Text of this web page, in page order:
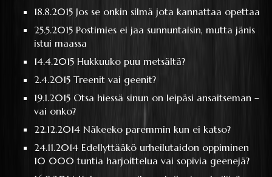
18.8.2015 Jos se onkin silmä jota kannattaa opettaa
25.5.2015 Postimies ei jaa sunnuntaisin, mutta jänis
istui maassa
14.4.2015Hukkuuko puu metsältä?
2.4.2015Treenit vai geenit?
19.1.2015 Otsa hiessä sinun on leipäsi ansaitseman –
vai onko?
22.12.2014Näkeeko paremmin kun ei katso?
24.11.2014Edellyttääkö urheilutaidon oppiminen
10 000 tuntia harjoittelua vai sopivia geenejä?